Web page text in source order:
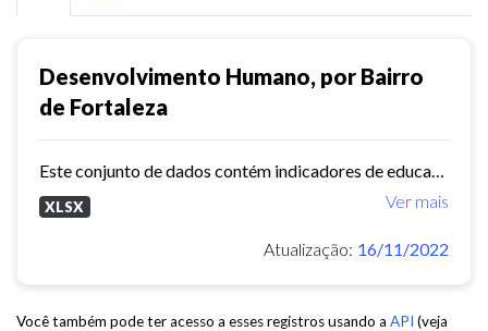
Desenvolvimento Humano, por Bairro
de Fortaleza
Ver mais
XLSX
Atualização: 16/11/2022
Você também pode ter acesso a esses registros usando a API (veja